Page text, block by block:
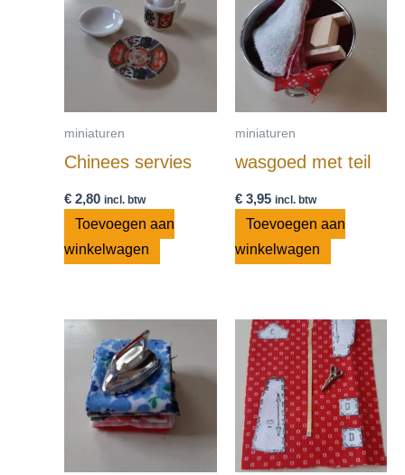
miniaturen
Chinees servies
€ 2,80 incl. btw
Toevoegen aan
winkelwagen
miniaturen
wasgoed met teil
€3,95 incl. btw
Toevoegen aan
winkelwagen